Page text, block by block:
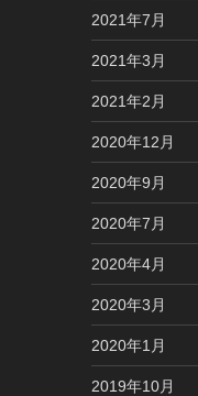
2021年7月
2021年3月
2021年2月
2020年12月
2020年9月
2020年7月
2020年4月
2020年3月
2020年1月
2019年10月